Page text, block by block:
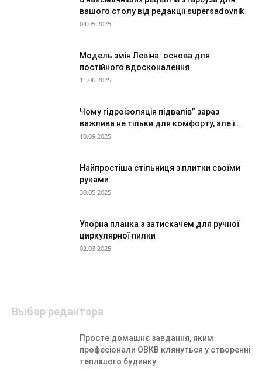
вашого столу від редакції supersadovnik
04.05.2025
Модель змін Левіна: основа для
постійного вдосконалення
11.06.2025
Чому гідроізоляція підвалів” зараз
важлива не тільки для комфорту, але і...
10.09.2025
Найпростіша стільниця з плитки своїми
руками
30.05.2025
Упорна планка з затискачем для ручної
циркулярної пилки
02.03.2025
Выбор редактора
Просте домашнє завдання, яким
професіонали ОВКВ клянуться у створенні
теплішого будинку